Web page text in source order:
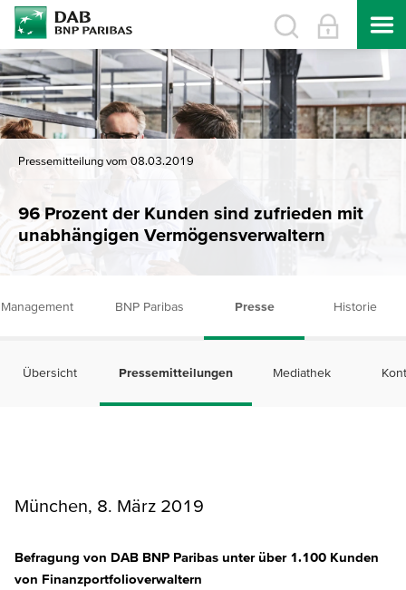
Pressemitteilung vom 08.03.2019
96 Prozent der Kunden sind zufrieden mit
unabhängigen Vermögensverwaltern
Management BNP Paribas Presse Historie
Übersicht Pressemitteilungen Mediathek
München, 8. März 2019
Befragung von DAB BNP Paribas unter über 1.100 Kunden
von Finanzportfolioverwaltern